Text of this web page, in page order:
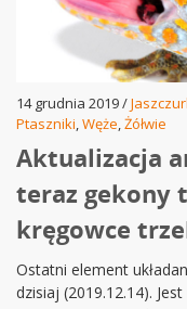
14 grudnia 2019 /
Ptaszniki,Węże,Żółwie
Aktualizacja
teraz gekony
kręgowce
Ostatni element
dzisiaj (2019.12.14).